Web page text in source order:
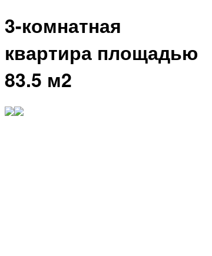
3-комнатная
квартира площадью
83.5 м2